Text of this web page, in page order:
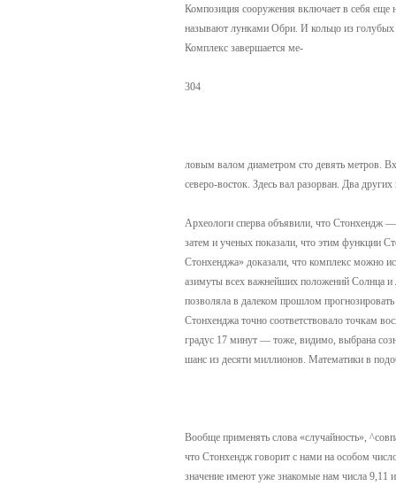
Композиция сооружения включает в себя еще
называют лунками Обри. И кольцо из
Комплекс завершается ме-
304
ловым валом диаметром сто девять метров.
северо-восток. Здесь вал разорван. Два
Археологи сперва объявили, что Стонхендж
затем и ученых показали, что этим функции
Стонхенджа» доказали, что комплекс можно
азимуты всех важнейших положений Солнца и
позволяла в далеком прошлом
Стонхенджа точно соответствовало точкам
градус 17 минут — тоже, видимо, выбрана
шанс из десяти миллионов. Математики в
Вообще применять слова «случайность»,
что Стонхендж говорит с нами на особом
значение имеют уже знакомые нам числа 9,11